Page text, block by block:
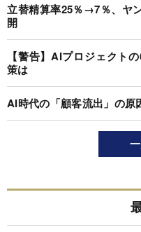
立替精算率25％→7％、ヤ
開
【警告】AIプロジェクト
策は
AI時代の「顧客流出」の原